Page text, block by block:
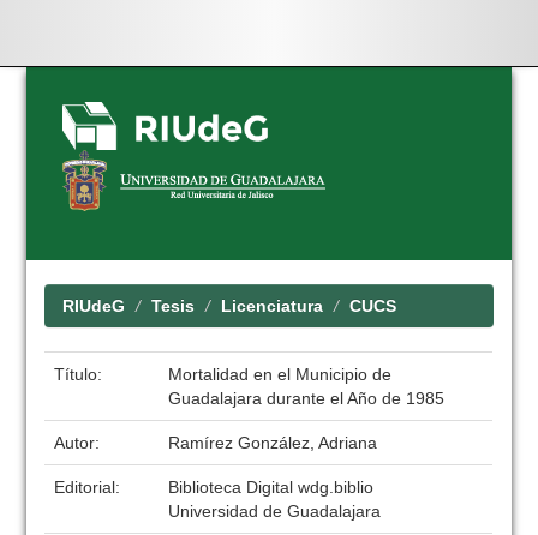
Skip
navigation
RIUdeG Tesis Licenciatura CUCS
Título:
Mortalidad en el Municipio de
Guadalajara durante el Año de 1985
Autor: Ramírez González, Adriana
Editorial:
Biblioteca Digital wdg.biblio
Universidad de Guadalajara